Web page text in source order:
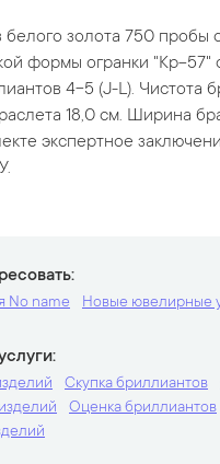
белого золота 750 пробы
формы огранки "Кр-
4-5 (J-L). Чистота
18,0 см. Ширина
экспертное
No name Новые ювелирные
Скупка бриллиантов
Оценка бриллиантов